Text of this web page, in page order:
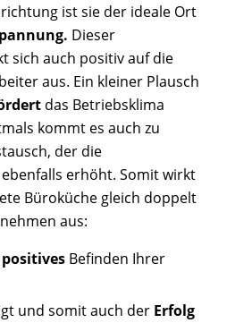
ist sie der ideale Ort
Dieser
sich auch positiv auf die
aus. Ein kleiner Plausch
das Betriebsklima
kommt es auch zu
der die
erhöht. Somit wirkt
Büroküche gleich doppelt
aus:
positivesBefinden Ihrer
und somit auch der Erfolg